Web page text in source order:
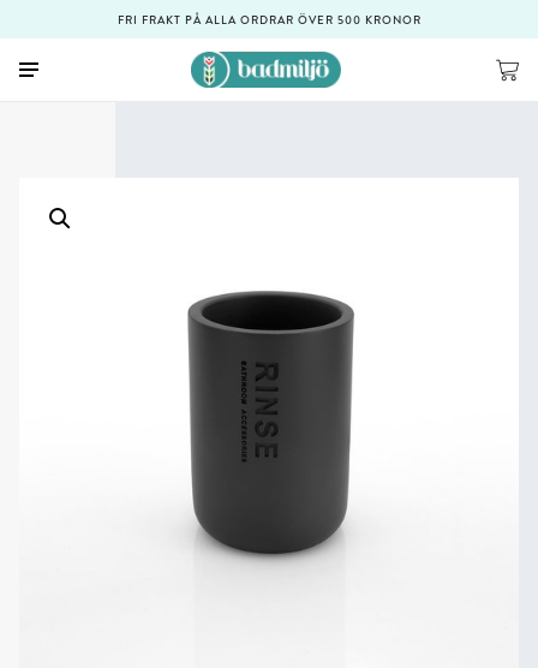
FRI FRAKT PÅ ALLA ORDRAR ÖVER 500 KRONOR